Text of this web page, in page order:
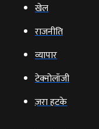
खेल
राजनीति
व्‍यापार
टेक्‍नोलॉजी
ज़रा हटके